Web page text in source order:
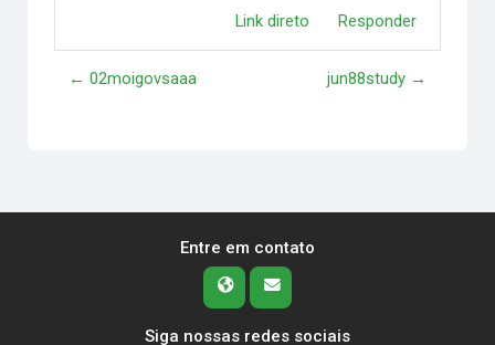
Link direto Responder
← 02moigovsaaa jun88study →
Entre em contato
Siga nossas redes sociais